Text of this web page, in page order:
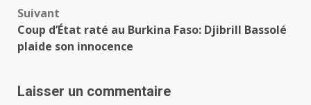
Suivant
Coup d’État raté au Burkina Faso: Djibrill Bassolé
plaide son innocence
Laisser un commentaire